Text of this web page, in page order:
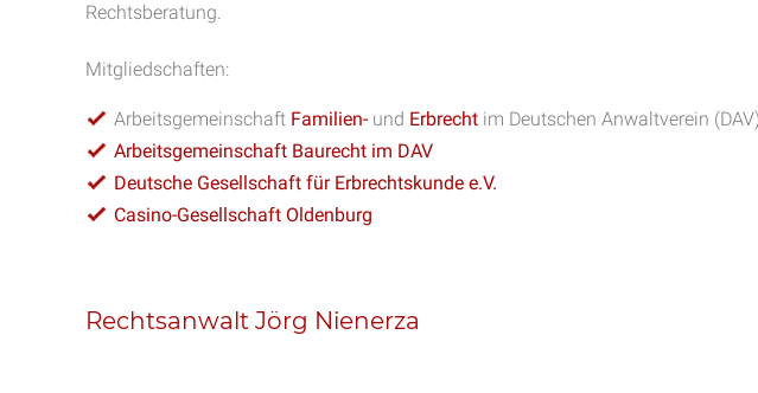
Rechtsberatung.
Mitgliedschaften:
Arbeitsgemeinschaft Familien- und Erbrecht im Deutschen Anwaltverein (DAV)
Arbeitsgemeinschaft Baurecht im DAV
Deutsche Gesellschaft für Erbrechtskunde e.V.
Casino-Gesellschaft Oldenburg
Rechtsanwalt Jörg Nienerza